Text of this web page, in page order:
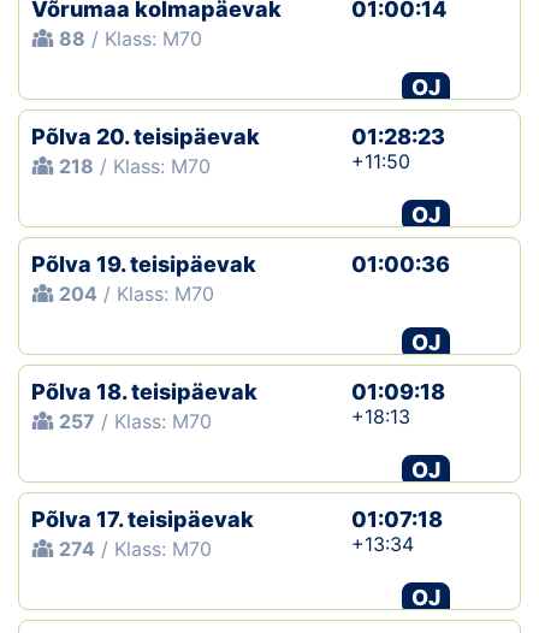
Võrumaa kolmapäevak
88 / Klass: M70
01:00:14
OJ
Põlva 20. teisipäevak
218 / Klass: M70
01:28:23
+11:50
OJ
Põlva 19. teisipäevak
204 / Klass: M70
01:00:36
OJ
Põlva 18. teisipäevak
257 / Klass: M70
01:09:18
+18:13
OJ
Põlva 17. teisipäevak
274 / Klass: M70
01:07:18
+13:34
OJ